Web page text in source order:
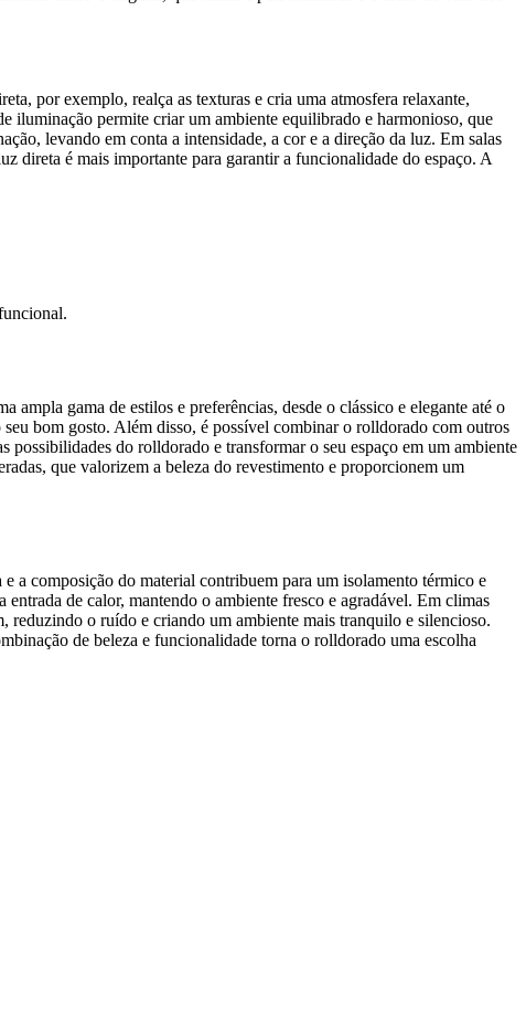
por exemplo, realça as texturas e cria uma atmosfera relaxante,
iluminação permite criar um ambiente equilibrado e harmonioso, que
levando em conta a intensidade, a cor e a direção da luz. Em salas
direta é mais importante para garantir a funcionalidade do espaço. A
ampla gama de estilos e preferências, desde o clássico e elegante até o
bom gosto. Além disso, é possível combinar o rolldorado com outros
do rolldorado e transformar o seu espaço em um ambiente
que valorizem a beleza do revestimento e proporcionem um
a composição do material contribuem para um isolamento térmico e
de calor, mantendo o ambiente fresco e agradável. Em climas
reduzindo o ruído e criando um ambiente mais tranquilo e silencioso.
de beleza e funcionalidade torna o rolldorado uma escolha